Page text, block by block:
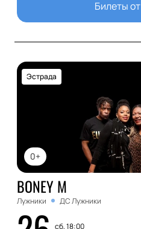
Билеты от
0+
Эстрада
BONEY M
Лужники ДС Лужники
сб, 18:00